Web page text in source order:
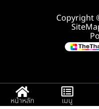
Copyright
หน้าหลัก เมนู